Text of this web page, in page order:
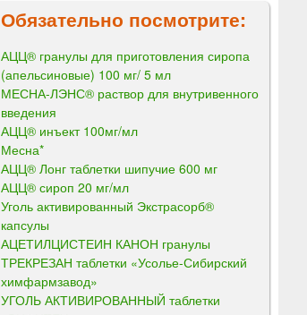
Обязательно посмотрите:
АЦЦ® гранулы для приготовления сиропа
(апельсиновые) 100 мг/ 5 мл
МЕСНА-ЛЭНС® раствор для внутривенного
введения
АЦЦ® инъект 100мг/мл
Месна*
АЦЦ® Лонг таблетки шипучие 600 мг
АЦЦ® сироп 20 мг/мл
Уголь активированный Экстрасорб®
капсулы
АЦЕТИЛЦИСТЕИН КАНОН гранулы
ТРЕКРЕЗАН таблетки «Усолье-Сибирский
химфармзавод»
УГОЛЬ АКТИВИРОВАННЫЙ таблетки